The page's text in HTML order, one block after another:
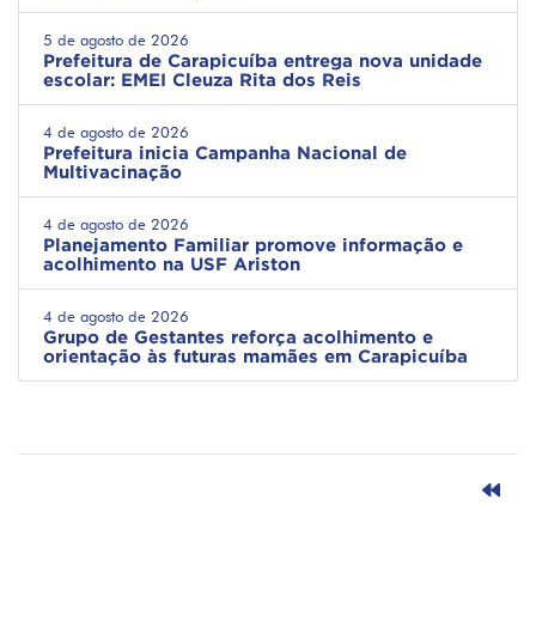
5 de agosto de 2026
Prefeitura de Carapicuíba entrega nova unidade
escolar: EMEI Cleuza Rita dos Reis
4 de agosto de 2026
Prefeitura inicia Campanha Nacional de
Multivacinação
4 de agosto de 2026
Planejamento Familiar promove informação e
acolhimento na USF Ariston
4 de agosto de 2026
Grupo de Gestantes reforça acolhimento e
orientação às futuras mamães em Carapicuíba